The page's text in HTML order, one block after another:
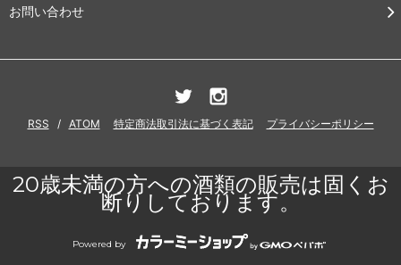
お問い合わせ
RSS / ATOM 特定商法取引法に基づく表記 プライバシーポリシー
20歳未満の方への酒類の販売は固くお
断りしております。
Powered by